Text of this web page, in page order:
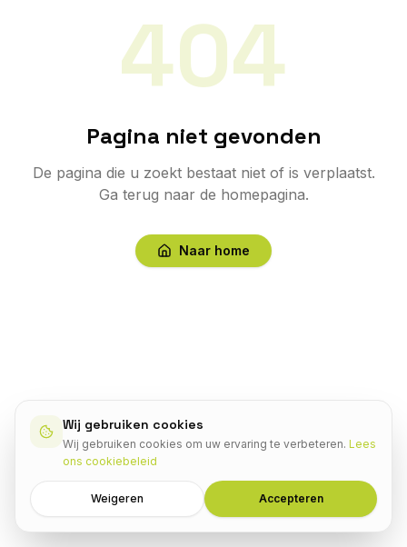
Wij gebruiken cookies
Wij gebruiken cookies om uw ervaring te verbeteren. Lees
ons cookiebeleid
Weigeren Accepteren
404
Pagina niet gevonden
De pagina die u zoekt bestaat niet of is verplaatst.
Ga terug naar de homepagina.
Naar home